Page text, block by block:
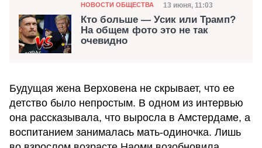
Категория
НОВОСТИ ОБЩЕСТВА Дата публикации
13 июня, 11:03
Кто больше — Усик или Трамп?
На общем фото это не так
очевидно
Будущая жена Верховена не скрывает, что ее
детство было непростым. В одном из интервью
она рассказывала, что выросла в Амстердаме, а
воспитанием занималась мать-одиночка. Лишь